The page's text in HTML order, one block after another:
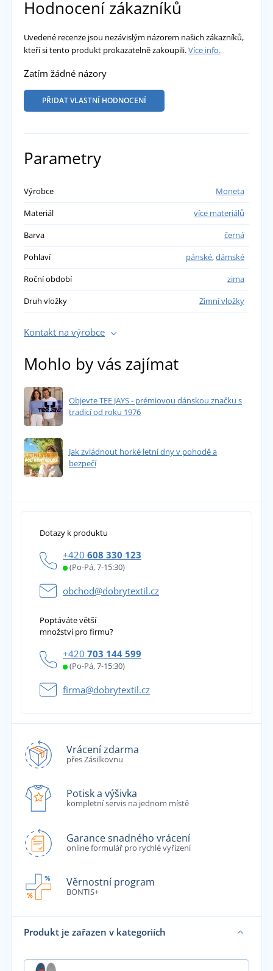
Hodnocení zákazníků
Uvedené recenze jsou nezávislým názorem našich zákazníků,
kteří si tento produkt prokazatelně zakoupili.Více info.
Zatím žádné názory
PŘIDAT VLASTNÍ HODNOCENÍ
Parametry
Výrobce
Moneta
Materiál
více materiálů
Barva
černá
Pohlaví
pánské,dámské
Roční období
zima
Druh vložky
Zimní vložky
Kontakt na výrobce
Mohlo by vás zajímat
Objevte TEE JAYS - prémiovou dánskou značku s
tradicí od roku 1976
Jak zvládnout horké letní dny v pohodě a
bezpečí
Dotazy k produktu
+420 608 330 123
(Po-Pá, 7-15:30)
obchod@dobrytextil.cz
Poptáváte větší
množství pro firmu?
+420 703 144 599
(Po-Pá, 7-15:30)
firma@dobrytextil.cz
Vrácení zdarma
přes Zásilkovnu
Potisk a výšivka
kompletní servis na jednom místě
Garance snadného vrácení
online formulář pro rychlé vyřízení
Věrnostní program
BONTIS+
Produkt je zařazen v kategoriích